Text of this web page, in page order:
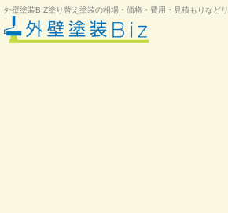
外壁塗装BIZ塗り替え塗装の相場・価格・費用・見積もりなどリフォーム情報を紹介